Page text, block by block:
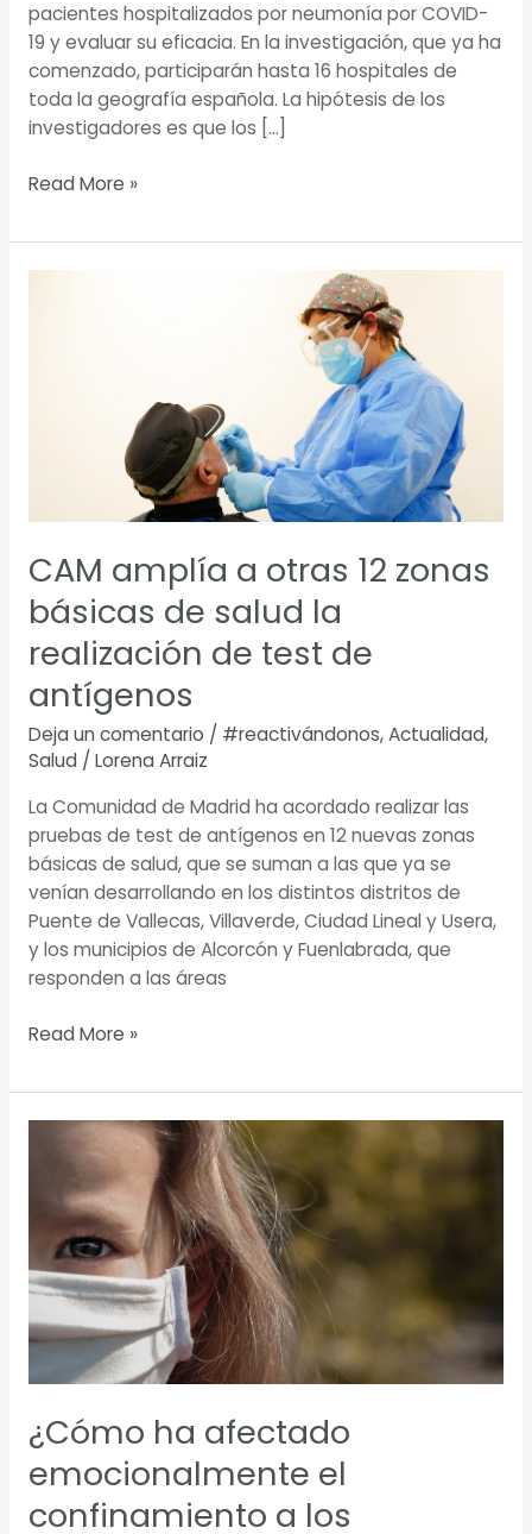
pacientes hospitalizados por neumonía por COVID-
19 y evaluar su eficacia. En la investigación, que ya ha
comenzado, participarán hasta 16 hospitales de
toda la geografía española. La hipótesis de los
investigadores es que los […]
Read More »
CAM amplía a otras 12 zonas
básicas de salud la
realización de test de
antígenos
Deja un comentario / #reactivándonos,Actualidad,
Salud / Lorena Arraiz
La Comunidad de Madrid ha acordado realizar las
pruebas de test de antígenos en 12 nuevas zonas
básicas de salud, que se suman a las que ya se
venían desarrollando en los distintos distritos de
Puente de Vallecas, Villaverde, Ciudad Lineal y Usera,
y los municipios de Alcorcón y Fuenlabrada, que
responden a las áreas
realización
de
test
de
antígenos
Read More »
¿Cómo ha afectado
emocionalmente el
confinamiento a los
afectado
emocionalmente
confinamiento
los
menores?